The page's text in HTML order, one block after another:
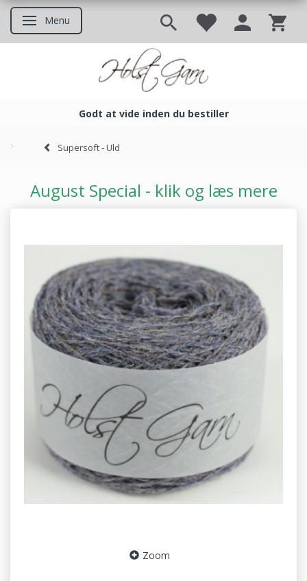
Skifte navigation
Menu
Godt at vide inden du bestiller
Supersoft - Uld
August Special - klik og læs mere
Zoom